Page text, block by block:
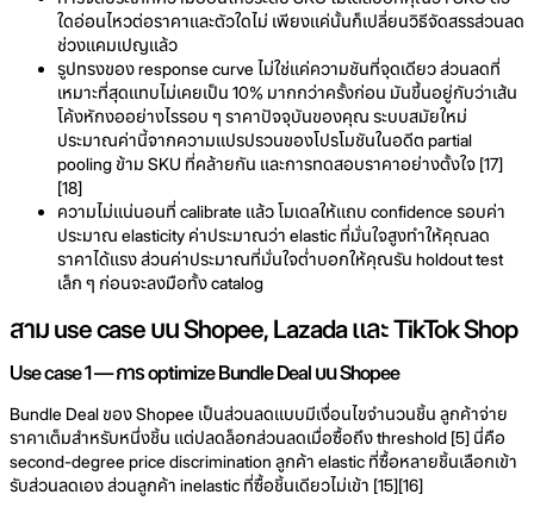
ใดอ่อนไหวต่อราคาและตัวใดไม่ เพียงแค่นั้นก็เปลี่ยนวิธีจัดสรรส่วนลด
ช่วงแคมเปญแล้ว
รูปทรงของ response curve ไม่ใช่แค่ความชันที่จุดเดียว ส่วนลดที่
เหมาะที่สุดแทบไม่เคยเป็น 10% มากกว่าครั้งก่อน มันขึ้นอยู่กับว่าเส้น
โค้งหักงออย่างไรรอบ ๆ ราคาปัจจุบันของคุณ ระบบสมัยใหม่
ประมาณค่านี้จากความแปรปรวนของโปรโมชันในอดีต partial
pooling ข้าม SKU ที่คล้ายกัน และการทดสอบราคาอย่างตั้งใจ [17]
[18]
ความไม่แน่นอนที่ calibrate แล้ว โมเดลให้แถบ confidence รอบค่า
ประมาณ elasticity ค่าประมาณว่า elastic ที่มั่นใจสูงทำให้คุณลด
ราคาได้แรง ส่วนค่าประมาณที่มั่นใจต่ำบอกให้คุณรัน holdout test
เล็ก ๆ ก่อนจะลงมือทั้ง catalog
สาม use case บน Shopee, Lazada และ TikTok Shop
Use case 1 — การ optimize Bundle Deal บน Shopee
Bundle Deal ของ Shopee เป็นส่วนลดแบบมีเงื่อนไขจำนวนชิ้น ลูกค้าจ่าย
ราคาเต็มสำหรับหนึ่งชิ้น แต่ปลดล็อกส่วนลดเมื่อซื้อถึง threshold [5] นี่คือ
second-degree price discrimination ลูกค้า elastic ที่ซื้อหลายชิ้นเลือกเข้า
รับส่วนลดเอง ส่วนลูกค้า inelastic ที่ซื้อชิ้นเดียวไม่เข้า [15][16]